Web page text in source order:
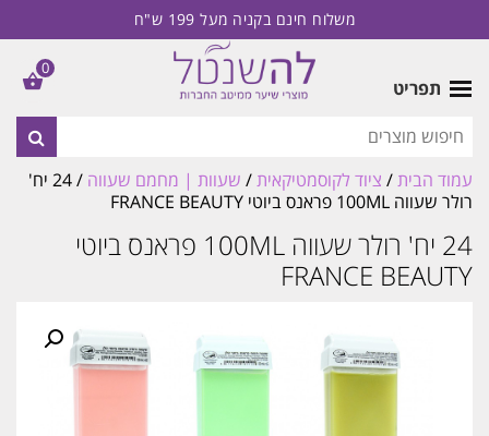
משלוח חינם בקניה מעל 199 ש"ח
תפריט
עמוד הבית/ ציוד לקוסמטיקאית/ שעוות | מחמם שעווה
/ 24 יח'
רולר שעווה 100ML פראנס ביוטי FRANCE BEAUTY
24 יח' רולר שעווה 100ML פראנס ביוטי
FRANCE BEAUTY
0